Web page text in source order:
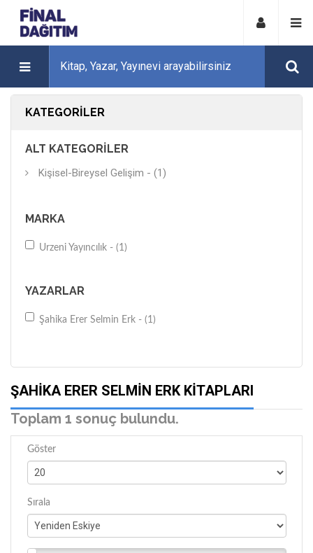
KATEGORILER
ALT KATEGORILER
Kişisel-Bireysel Gelişim - (1)
MARKA
Urzeni Yayıncılık - (1)
YAZARLAR
Şahika Erer Selmin Erk - (1)
ŞAHIKA ERER SELMIN ERK KITAPLARI
Toplam 1 sonuç bulundu.
Göster
Sırala